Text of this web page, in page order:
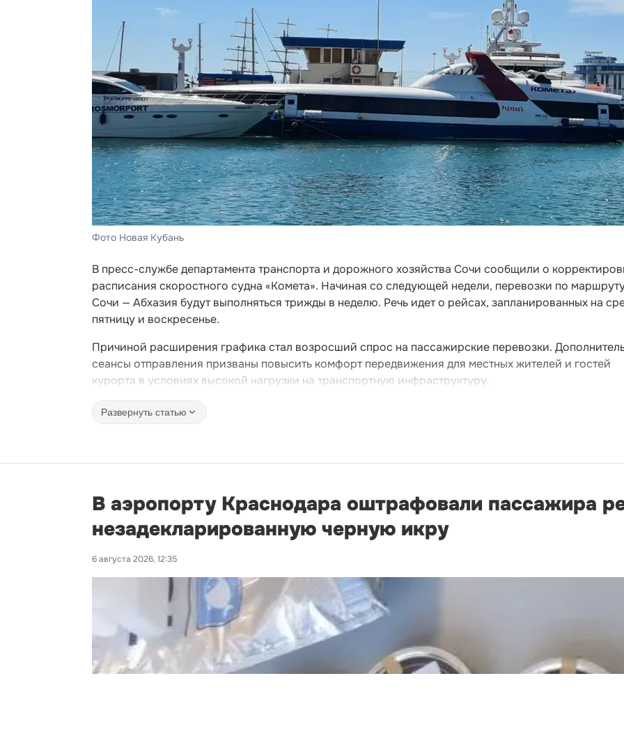
Фото Новая Кубань
В пресс-службе департамента транспорта и дорожного хозяйства Сочи сообщили о
расписания скоростного судна «Комета». Начиная со следующей недели, перевозки по
Сочи — Абхазия будут выполняться трижды в неделю. Речь идет о рейсах, запланированных на
пятницу и воскресенье.
Причиной расширения графика стал возросший спрос на пассажирские перевозки.
сеансы отправления призваны повысить комфорт передвижения для местных жителей и гостей
курорта в условиях высокой нагрузки на транспортную инфраструктуру.
Развернуть статью
В аэропорту Краснодара оштрафовали пассажира
незадекларированную черную икру
6 августа 2026, 12:35